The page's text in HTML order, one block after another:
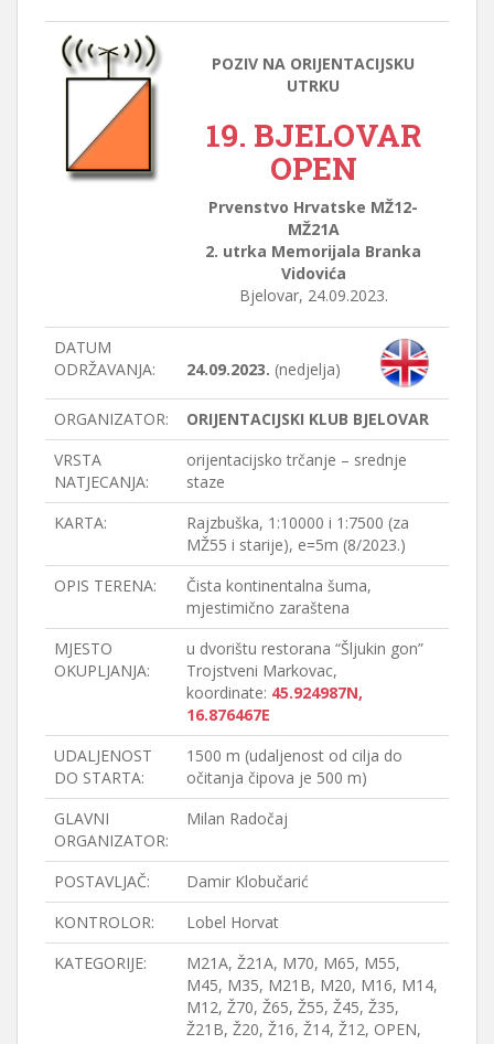
POZIV NA ORIJENTACIJSKU
UTRKU
19. BJELOVAR
OPEN
Prvenstvo Hrvatske MŽ12-
MŽ21A
2. utrka Memorijala Branka
Vidovića
Bjelovar, 24.09.2023.
DATUM
ODRŽAVANJA:
24.09.2023. (nedjelja)
ORGANIZATOR:
ORIJENTACIJSKI KLUB BJELOVAR
VRSTA
NATJECANJA:
orijentacijsko trčanje – srednje
staze
KARTA:
Rajzbuška, 1:10000 i 1:7500 (za
MŽ55 i starije), e=5m (8/2023.)
OPIS TERENA:
Čista kontinentalna šuma,
mjestimično zaraštena
MJESTO
OKUPLJANJA:
u dvorištu restorana “Šljukin gon”
Trojstveni Markovac,
koordinate: 45.924987N,
16.876467E
UDALJENOST
DO STARTA:
1500 m (udaljenost od cilja do
očitanja čipova je 500 m)
GLAVNI
ORGANIZATOR:
Milan Radočaj
POSTAVLJAČ:
Damir Klobučarić
KONTROLOR:
Lobel Horvat
KATEGORIJE:
M21A, Ž21A, M70, M65, M55,
M45, M35, M21B, M20, M16, M14,
M12, Ž70, Ž65, Ž55, Ž45, Ž35,
Ž21B, Ž20, Ž16, Ž14, Ž12, OPEN,